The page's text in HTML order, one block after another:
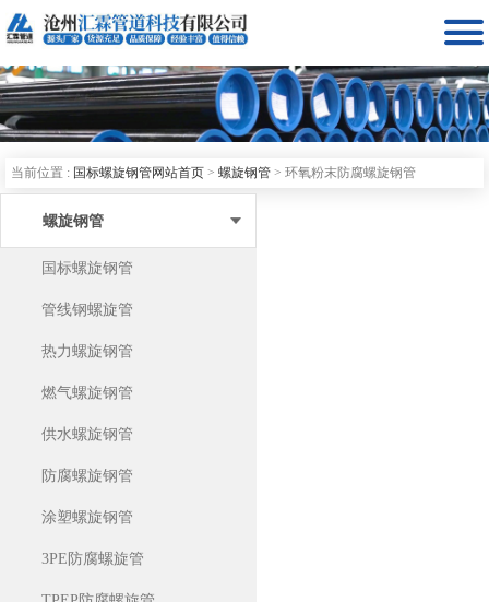

当前位置 : 国标螺旋钢管网站首页 > 螺旋钢管 > 环氧粉末防腐螺旋钢管
螺旋钢管
国标螺旋钢管
管线钢螺旋管
热力螺旋钢管
燃气螺旋钢管
供水螺旋钢管
防腐螺旋钢管
涂塑螺旋钢管
3PE防腐螺旋管